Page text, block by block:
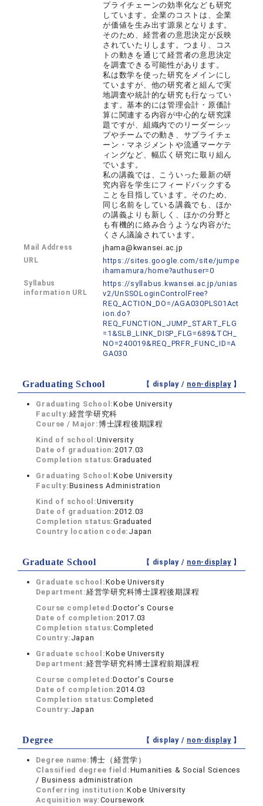
プライチェーンの効率化なども研究
しています。企業のコストは、企業
が価値を生み出す源泉となります。
そのため、経営者の意思決定が反映
されていたりします。つまり、コス
トの動きを通じて経営者の意思決定
を調査できる可能性があります。
私は数学を使った研究をメインにし
ていますが、他の研究者と組んで実
地調査や統計的な研究も行なってい
ます。基本的には管理会計・原価計
算に関連する内容が中心的な研究課
題ですが、組織内でのリーダーシッ
プやチームでの動き、サプライチェ
ーン・マネジメントや流通マーケテ
ィングなど、幅広く研究に取り組ん
でいます。
私の講義では、こういった最新の研
究内容を学生にフィードバックする
ことを目指しています。そのため、
同じ名前をしている講義でも、ほか
の講義よりも新しく、ほかの分野と
も有機的に絡み合うような内容がた
くさん議論されています。
Mail Address jhama@kwansei.ac.jp
URL
https://sites.google.com/site/jumpe
ihamamura/home?authuser=0
Syllabus
information URL
https://syllabus.kwansei.ac.jp/unias
v2/UnSSOLoginControlFree?
REQ_ACTION_DO=/AGA030PLS01Act
ion.do?
REQ_FUNCTION_JUMP_START_FLG
=1&SLB_LINK_DISP_FLG=689&TCH_
NO=240019&REQ_PRFR_FUNC_ID=A
GA030
Graduating School 【 display / non-display】
Graduating School:Kobe University
Faculty:経営学研究科
Course / Major:博士課程後期課程
Kind of school:University
Date of graduation:2017.03
Completion status:Graduated
Graduating School:Kobe University
Faculty:Business Administration
Kind of school:University
Date of graduation:2012.03
Completion status:Graduated
Country location code: Japan
Graduate School 【 display / non-display】
Graduate school:Kobe University
Department:経営学研究科博士課程後期課程
Course completed:Doctor's Course
Date of completion:2017.03
Completion status:Completed
Country: Japan
Graduate school:Kobe University
Department:経営学研究科博士課程前期課程
Course completed:Doctor's Course
Date of completion:2014.03
Completion status:Completed
Country: Japan
Degree 【 display / non-display】
Degree name:博士（経営学）
Classified degree field:Humanities & Social Sciences
/ Business administration
Conferring institution:Kobe University
Acquisition way:Coursework